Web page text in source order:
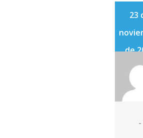
23
de
-